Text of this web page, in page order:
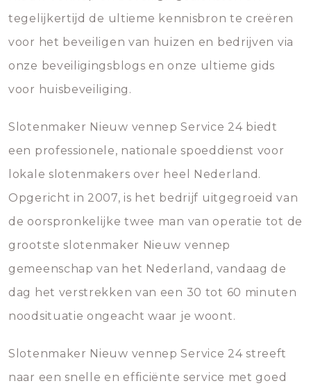
tegelijkertijd de ultieme kennisbron te creëren
voor het beveiligen van huizen en bedrijven via
onze beveiligingsblogs en onze ultieme gids
voor huisbeveiliging.
Slotenmaker Nieuw vennep Service 24 biedt
een professionele, nationale spoeddienst voor
lokale slotenmakers over heel Nederland.
Opgericht in 2007, is het bedrijf uitgegroeid van
de oorspronkelijke twee man van operatie tot de
grootste slotenmaker Nieuw vennep
gemeenschap van het Nederland, vandaag de
dag het verstrekken van een 30 tot 60 minuten
noodsituatie ongeacht waar je woont.
Slotenmaker Nieuw vennep Service 24 streeft
naar een snelle en efficiënte service met goed